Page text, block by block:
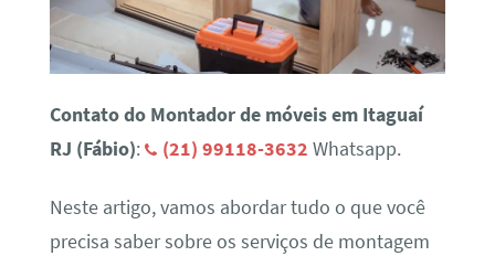
Contato do Montador de móveis em Itaguaí
RJ (Fábio): (21) 99118-3632 Whatsapp.
Neste artigo, vamos abordar tudo o que você
precisa saber sobre os serviços de montagem